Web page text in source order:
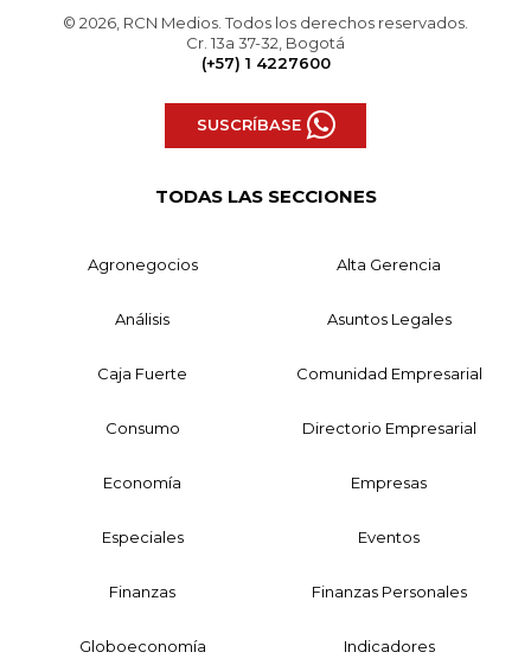
© 2026, RCN Medios. Todos los derechos reservados.
Cr. 13a 37-32, Bogotá
(+57) 1 4227600
SUSCRÍBASE
TODAS LAS SECCIONES
Agronegocios Alta Gerencia
Análisis Asuntos Legales
Caja Fuerte Comunidad Empresarial
Consumo Directorio Empresarial
Economía Empresas
Especiales Eventos
Finanzas Finanzas Personales
Globoeconomía Indicadores